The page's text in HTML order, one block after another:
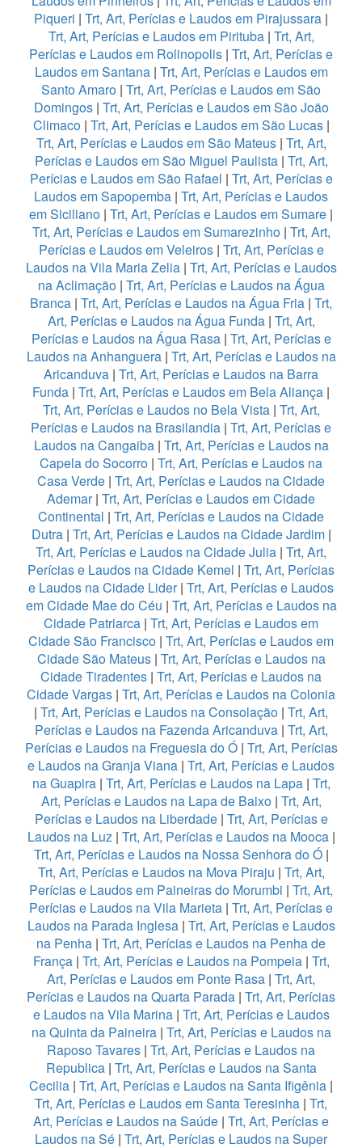
Piqueri | Trt, Art, Perícias e Laudos em Pirajussara |
Trt, Art, Perícias e Laudos em Pirituba| Trt, Art,
Perícias e Laudos em Rolinopolis | Trt, Art, Perícias e
Laudos em Santana| Trt, Art, Perícias e Laudos em
Santo Amaro | Trt, Art, Perícias e Laudos em São
Domingos| Trt, Art, Perícias e Laudos em São João
Climaco| Trt, Art, Perícias e Laudos em São Lucas|
Trt, Art, Perícias e Laudos em São Mateus | Trt, Art,
Perícias e Laudos em São Miguel Paulista| Trt, Art,
Perícias e Laudos em São Rafael | Trt, Art, Perícias e
Laudos em Sapopemba | Trt, Art, Perícias e Laudos
em Siciliano | Trt, Art, Perícias e Laudos em Sumare |
Trt, Art, Perícias e Laudos em Sumarezinho| Trt, Art,
Perícias e Laudos em Veleiros| Trt, Art, Perícias e
Laudos na Vila Maria Zelia| Trt, Art, Perícias e Laudos
na Aclimação| Trt, Art, Perícias e Laudos na Água
Branca | Trt, Art, Perícias e Laudos na Água Fria | Trt,
Art, Perícias e Laudos na Água Funda| Trt, Art,
Perícias e Laudos na Água Rasa | Trt, Art, Perícias e
Laudos na Anhanguera| Trt, Art, Perícias e Laudos na
Aricanduva | Trt, Art, Perícias e Laudos na Barra
Funda | Trt, Art, Perícias e Laudos em Bela Aliança |
Trt, Art, Perícias e Laudos no Bela Vista| Trt, Art,
Perícias e Laudos na Brasilandia | Trt, Art, Perícias e
Laudos na Cangaiba| Trt, Art, Perícias e Laudos na
Capela do Socorro | Trt, Art, Perícias e Laudos na
Casa Verde | Trt, Art, Perícias e Laudos na Cidade
Ademar| Trt, Art, Perícias e Laudos em Cidade
Continental | Trt, Art, Perícias e Laudos na Cidade
Dutra | Trt, Art, Perícias e Laudos na Cidade Jardim|
Trt, Art, Perícias e Laudos na Cidade Julia | Trt, Art,
Perícias e Laudos na Cidade Kemel | Trt, Art, Perícias
e Laudos na Cidade Lider| Trt, Art, Perícias e Laudos
em Cidade Mae do Céu | Trt, Art, Perícias e Laudos na
Cidade Patriarca | Trt, Art, Perícias e Laudos em
Cidade São Francisco | Trt, Art, Perícias e Laudos em
Cidade São Mateus| Trt, Art, Perícias e Laudos na
Cidade Tiradentes | Trt, Art, Perícias e Laudos na
Cidade Vargas | Trt, Art, Perícias e Laudos na Colonia
| Trt, Art, Perícias e Laudos na Consolação | Trt, Art,
Perícias e Laudos na Fazenda Aricanduva| Trt, Art,
Perícias e Laudos na Freguesia do Ó| Trt, Art, Perícias
e Laudos na Granja Viana | Trt, Art, Perícias e Laudos
na Guapira| Trt, Art, Perícias e Laudos na Lapa| Trt,
Art, Perícias e Laudos na Lapa de Baixo | Trt, Art,
Perícias e Laudos na Liberdade | Trt, Art, Perícias e
Laudos na Luz| Trt, Art, Perícias e Laudos na Mooca|
Trt, Art, Perícias e Laudos na Nossa Senhora do Ó|
Trt, Art, Perícias e Laudos na Mova Piraju | Trt, Art,
Perícias e Laudos em Paineiras do Morumbi | Trt, Art,
Perícias e Laudos na Vila Marieta | Trt, Art, Perícias e
Laudos na Parada Inglesa | Trt, Art, Perícias e Laudos
na Penha | Trt, Art, Perícias e Laudos na Penha de
França | Trt, Art, Perícias e Laudos na Pompeia| Trt,
Art, Perícias e Laudos em Ponte Rasa | Trt, Art,
Perícias e Laudos na Quarta Parada | Trt, Art, Perícias
e Laudos na Vila Marina| Trt, Art, Perícias e Laudos
na Quinta da Paineira| Trt, Art, Perícias e Laudos na
Raposo Tavares | Trt, Art, Perícias e Laudos na
Republica| Trt, Art, Perícias e Laudos na Santa
Cecilia | Trt, Art, Perícias e Laudos na Santa Ifigênia |
Trt, Art, Perícias e Laudos em Santa Teresinha | Trt,
Art, Perícias e Laudos na Saúde | Trt, Art, Perícias e
Laudos na Sé | Trt, Art, Perícias e Laudos na Super